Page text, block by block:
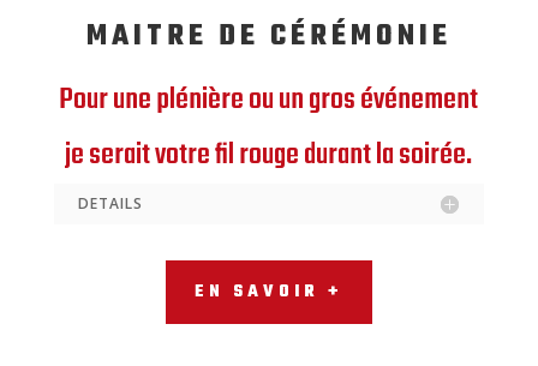
MAITRE DE CÉRÉMONIE
Pour une plénière ou un gros événement
je serait votre fil rouge durant la soirée.
DETAILS
EN SAVOIR +